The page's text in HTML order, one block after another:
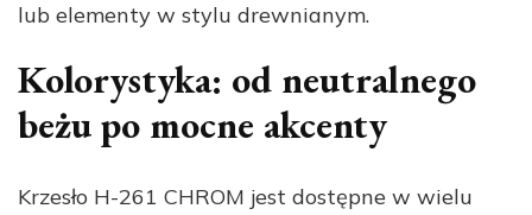
lub elementy w stylu drewnianym.
Kolorystyka: od neutralnego
beżu po mocne akcenty
Krzesło H-261 CHROM jest dostępne w wielu